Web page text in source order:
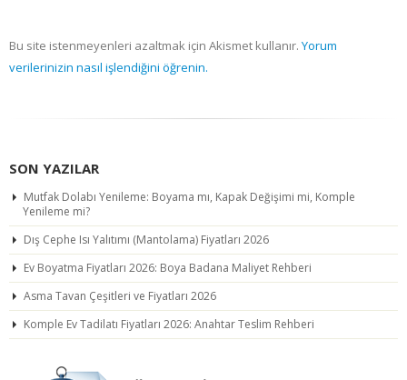
Bu site istenmeyenleri azaltmak için Akismet kullanır. Yorum
verilerinizin nasıl işlendiğini öğrenin.
SON YAZILAR
Mutfak Dolabı Yenileme: Boyama mı, Kapak Değişimi mi, Komple
Yenileme mi?
Dış Cephe Isı Yalıtımı (Mantolama) Fiyatları 2026
Ev Boyatma Fiyatları 2026: Boya Badana Maliyet Rehberi
Asma Tavan Çeşitleri ve Fiyatları 2026
Komple Ev Tadilatı Fiyatları 2026: Anahtar Teslim Rehberi